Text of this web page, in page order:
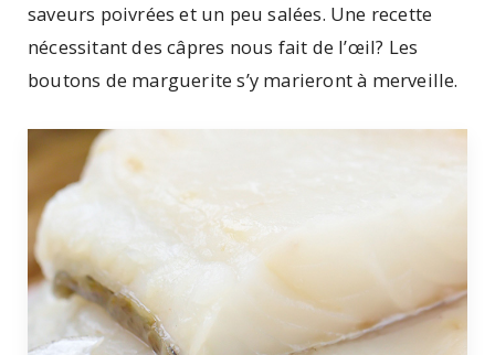
saveurs poivrées et un peu salées. Une recette
nécessitant des câpres nous fait de l’œil? Les
boutons de marguerite s’y marieront à merveille.